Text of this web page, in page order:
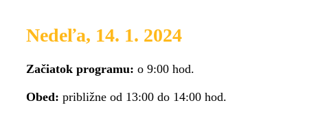
Nedeľa, 14. 1. 2024
Začiatok programu: o 9:00 hod.
Obed: približne od 13:00 do 14:00 hod.